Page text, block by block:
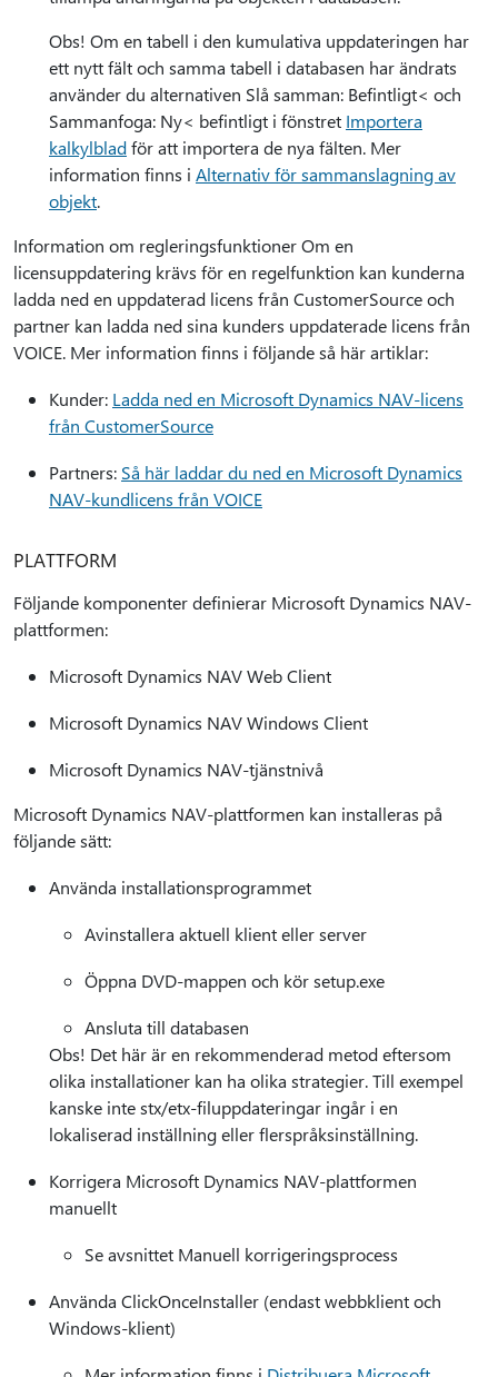
Obs! Om en tabell i den kumulativa uppdateringen har
ett nytt fält och samma tabell i databasen har ändrats
använder du alternativen Slå samman: Befintligt< och
Sammanfoga: Ny< befintligt i fönstret Importera
kalkylbladför att importera de nya fälten. Mer
information finns i Alternativ för sammanslagning av
objekt.
Information om regleringsfunktioner Om en
licensuppdatering krävs för en regelfunktion kan kunderna
ladda ned en uppdaterad licens från CustomerSource och
partner kan ladda ned sina kunders uppdaterade licens från
VOICE. Mer information finns i följande så här artiklar:
Kunder: Ladda ned en Microsoft Dynamics NAV-licens
från CustomerSource
Partners: Så här laddar du ned en Microsoft Dynamics
NAV-kundlicens från VOICE
PLATTFORM
Följande komponenter definierar Microsoft Dynamics NAV-
plattformen:
Microsoft Dynamics NAV Web Client
Microsoft Dynamics NAV Windows Client
Microsoft Dynamics NAV-tjänstnivå
Microsoft Dynamics NAV-plattformen kan installeras på
följande sätt:
Använda installationsprogrammet
Avinstallera aktuell klient eller server
Öppna DVD-mappen och kör setup.exe
Ansluta till databasen
Obs! Det här är en rekommenderad metod eftersom
olika installationer kan ha olika strategier. Till exempel
kanske inte stx/etx-filuppdateringar ingår i en
lokaliserad inställning eller flerspråksinställning.
Korrigera Microsoft Dynamics NAV-plattformen
manuellt
Se avsnittet Manuell korrigeringsprocess
Använda ClickOnceInstaller (endast webbklient och
Windows-klient)